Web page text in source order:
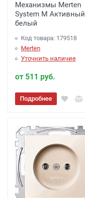
Механизмы Merten
System M Активный
белый
Код товара: 179518
Merten
Уточнить наличие
от 511 руб.
Подробнее